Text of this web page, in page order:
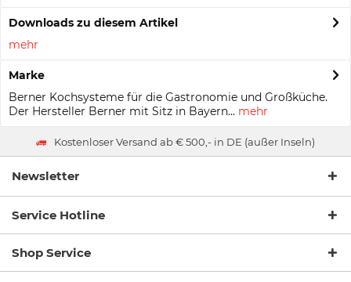
Downloads zu diesem Artikel
mehr
Marke
Berner Kochsysteme für die Gastronomie und Großküche.
Der Hersteller Berner mit Sitz in Bayern... mehr
Kostenloser Versand ab € 500,- in DE (außer Inseln)
Newsletter
Service Hotline
Shop Service